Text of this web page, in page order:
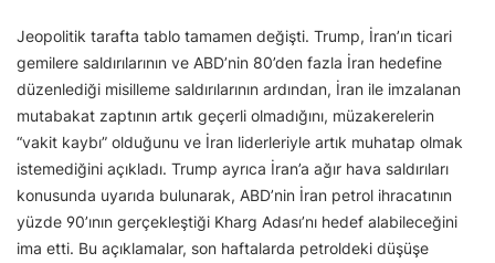
Jeopolitik tarafta tablo tamamen değişti. Trump, İran’ın ticari
gemilere saldırılarının ve ABD’nin 80’den fazla İran hedefine
düzenlediği misilleme saldırılarının ardından, İran ile imzalanan
mutabakat zaptının artık geçerli olmadığını, müzakerelerin
“vakit kaybı” olduğunu ve İran liderleriyle artık muhatap olmak
istemediğini açıkladı. Trump ayrıca İran’a ağır hava saldırıları
konusunda uyarıda bulunarak, ABD’nin İran petrol ihracatının
yüzde 90’ının gerçekleştiği Kharg Adası’nı hedef alabileceğini
ima etti. Bu açıklamalar, son haftalarda petroldeki düşüşe